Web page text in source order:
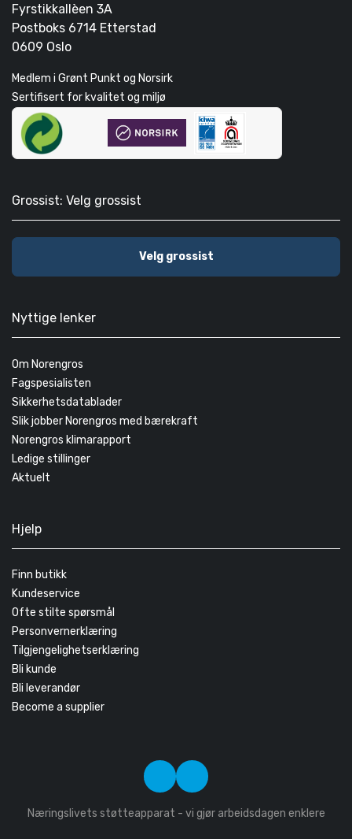
Fyrstikkallèen 3A
Postboks 6714 Etterstad
0609 Oslo
Medlem i Grønt Punkt og Norsirk
Sertifisert for kvalitet og miljø
Grossist: Velg grossist
Velg grossist
Nyttige lenker
Om Norengros
Fagspesialisten
Sikkerhetsdatablader
Slik jobber Norengros med bærekraft
Norengros klimarapport
Ledige stillinger
Aktuelt
Hjelp
Finn butikk
Kundeservice
Ofte stilte spørsmål
Personvernerklæring
Tilgjengelighetserklæring
Bli kunde
Bli leverandør
Become a supplier
Næringslivets støtteapparat - vi gjør arbeidsdagen enklere